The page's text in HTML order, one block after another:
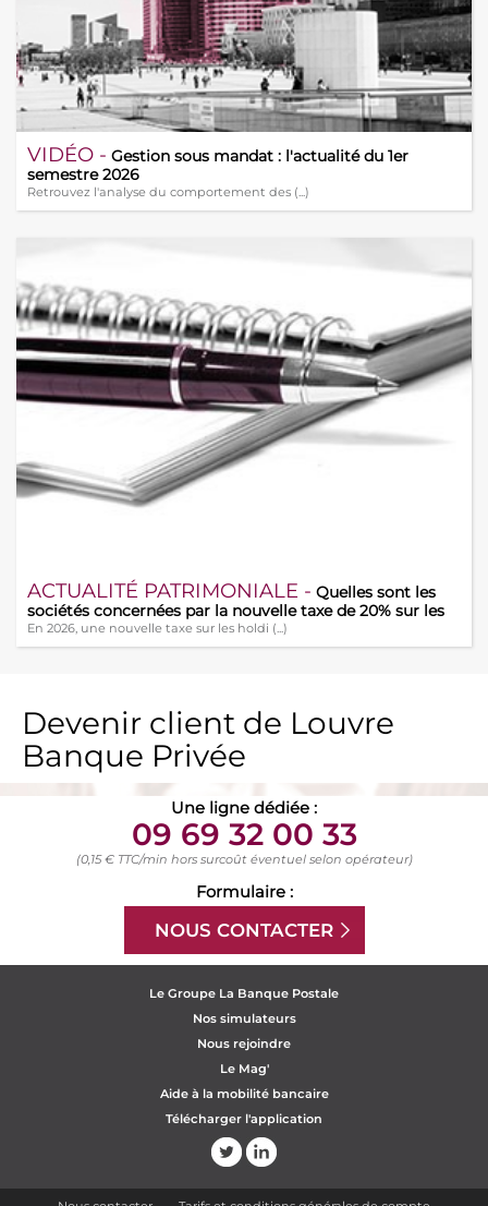
VIDÉO - Gestion sous mandat : l'actualité du 1er
semestre 2026
Retrouvez l'analyse du comportement des (...)
ACTUALITÉ PATRIMONIALE - Quelles sont les
sociétés concernées par la nouvelle taxe de 20% sur les
holdings ?
En 2026, une nouvelle taxe sur les holdi (...)
Devenir client de Louvre
Banque Privée
Une ligne dédiée :
09 69 32 00 33
(0,15 € TTC/min hors surcoût éventuel selon opérateur)
Formulaire :
NOUS CONTACTER
Le Groupe La Banque Postale
Nos simulateurs
Nous rejoindre
Le Mag'
Aide à la mobilité bancaire
Télécharger l'application